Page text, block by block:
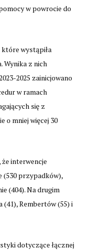
w powrocie do
wystąpiła
Wynika z nich
2025 zainicjowano
w ramach
się z
o mniej więcej 30
interwencje
(530 przypadków),
(404). Na drugim
(41), Rembertów (55) i
dotyczące łącznej